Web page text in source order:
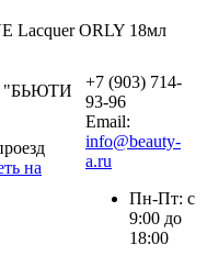
Lacquer ORLY 18мл
"БЬЮТИ
на
+7 (903) 714-
93-96
Email:
info@beauty-
a.ru
Пн-Пт: с
9:00 до
18:00